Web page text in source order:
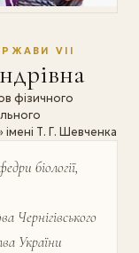
VII
фізичного
імені Т. Г. Шевченка
біології,
Чернігівського
України